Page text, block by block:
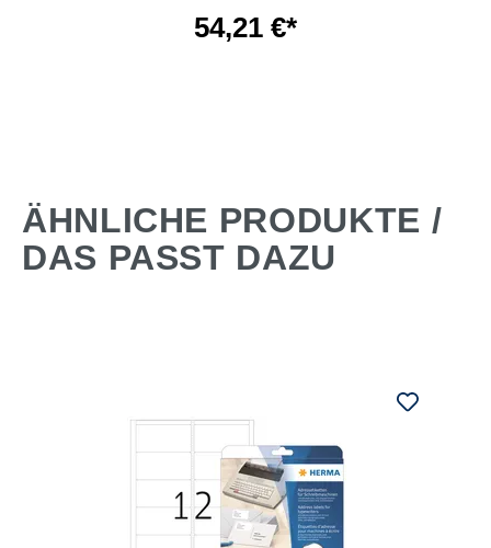
54,21 €*
ÄHNLICHE PRODUKTE /
DAS PASST DAZU